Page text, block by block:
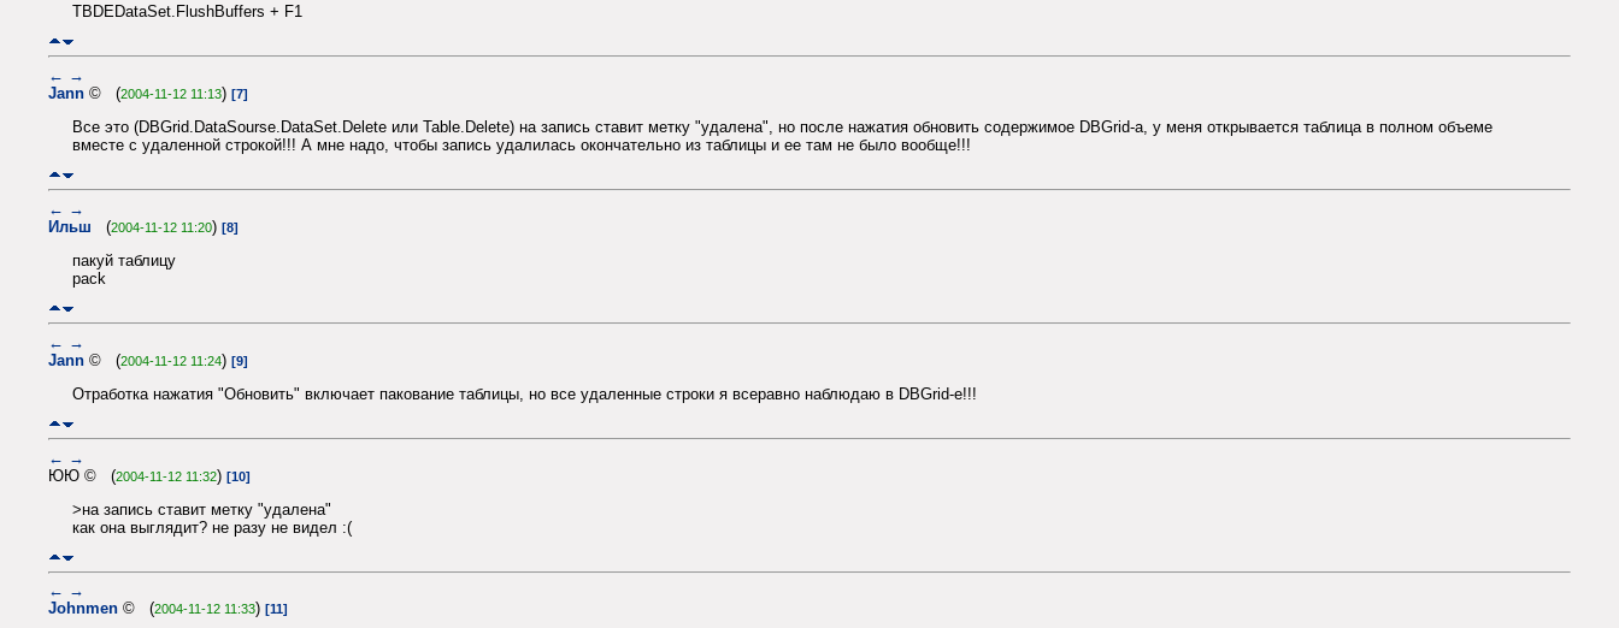
TBDEDataSet.FlushBuffers + F1
← →
Jann © (2004-11-12 11:13) [7]
Все это (DBGrid.DataSourse.DataSet.Delete или Table.Delete) на запись ставит метку "удалена", но после нажатия обновить содержимое DBGrid-а, у меня открывается таблица в полном объеме
вместе с удаленной строкой!!! А мне надо, чтобы запись удалилась окончательно из таблицы и ее там не было вообще!!!
← →
Ильш (2004-11-12 11:20) [8]
пакуй таблицу
pack
← →
Jann © (2004-11-12 11:24) [9]
Отработка нажатия "Обновить" включает пакование таблицы, но все удаленные строки я всеравно наблюдаю в DBGrid-е!!!
← →
ЮЮ © (2004-11-12 11:32) [10]
>на запись ставит метку "удалена"
как она выглядит? не разу не видел :(
← →
Johnmen © (2004-11-12 11:33) [11]